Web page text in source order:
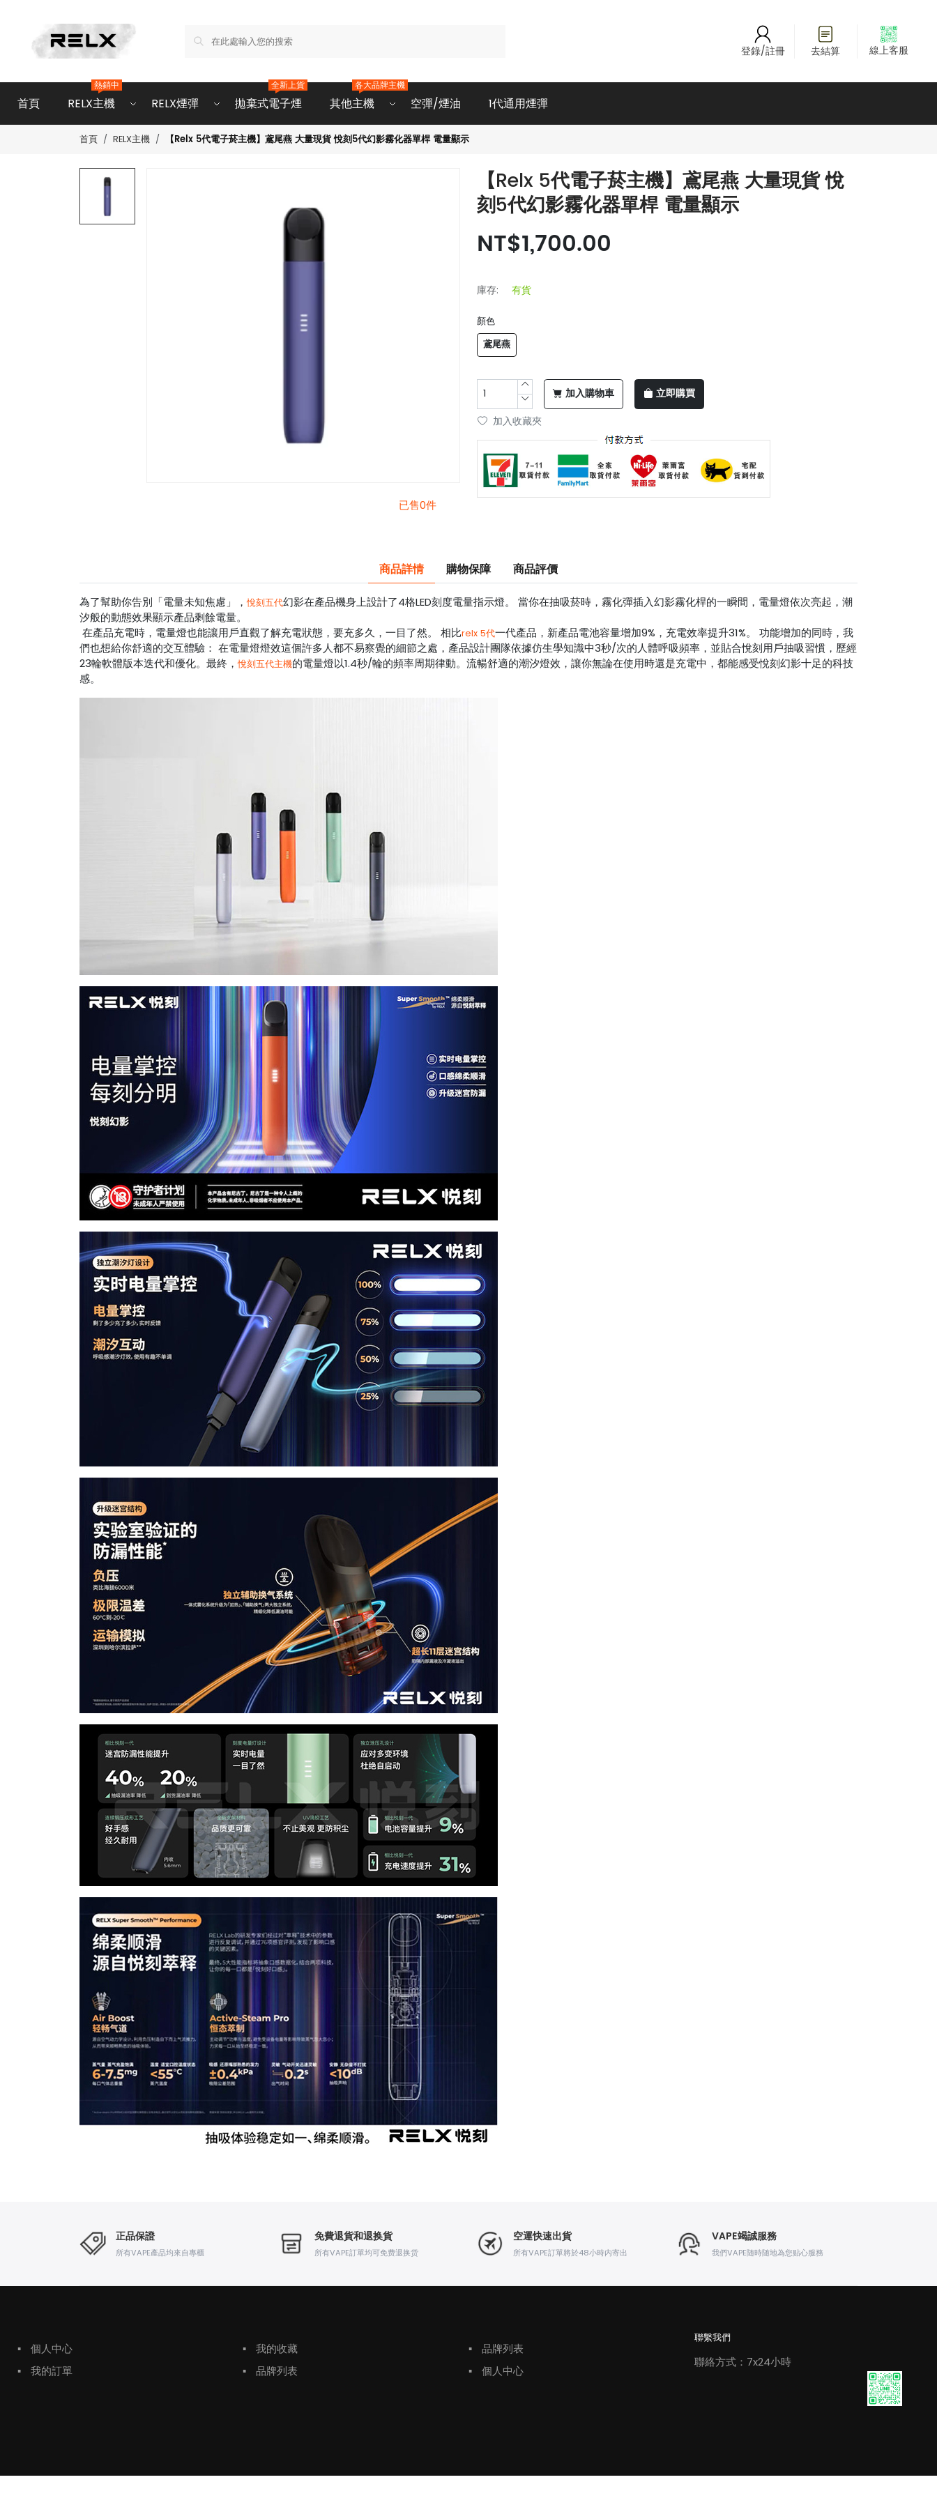
登錄/註冊 去結算 線上客服
首頁 RELX主機
熱銷中
RELX煙彈 拋棄式電子煙
全新上貨
其他主機
各大品牌主機
空彈/煙油 1代通用煙彈
首頁 RELX主機 【Relx 5代電子菸主機】鳶尾燕 大量現貨 悅刻5代幻影霧化器單桿 電量顯示
已售0件
【Relx 5代電子菸主機】鳶尾燕 大量現貨 悅
刻5代幻影霧化器單桿 電量顯示
NT$1,700.00
庫存: 有貨
顏色
鳶尾燕
加入購物車 立即購買
加入收藏夾
商品詳情 購物保障 商品評價
為了幫助你告別「電量未知焦慮」，悅刻五代幻影在產品機身上設計了4格LED刻度電量指示燈。 當你在抽吸菸時，霧化彈插入幻影霧化桿的一瞬間，電量燈依次亮起，潮
汐般的動態效果顯示產品剩餘電量。
在產品充電時，電量燈也能讓用戶直觀了解充電狀態，要充多久，一目了然。 相比relx 5代一代產品，新產品電池容量增加9%，充電效率提升31%。 功能增加的同時，我
們也想給你舒適的交互體驗： 在電量燈燈效這個許多人都不易察覺的細節之處，產品設計團隊依據仿生學知識中3秒/次的人體呼吸頻率，並貼合悅刻用戶抽吸習慣，歷經
23輪軟體版本迭代和優化。最終，悅刻五代主機的電量燈以1.4秒/輪的頻率周期律動。流暢舒適的潮汐燈效，讓你無論在使用時還是充電中，都能感受悅刻幻影十足的科技
感。
正品保證
所有VAPE產品均來自專櫃
免費退貨和退换貨
所有VAPE訂單均可免费退换货
空運快速出貨
所有VAPE訂單將於48小時内寄出
VAPE竭誠服務
我們VAPE随時随地為您贴心服務
▪
個人中心
▪
我的訂單
▪
我的收藏
▪
品牌列表
▪
品牌列表
▪
個人中心
聯繫我們
聯絡方式：7x24小時